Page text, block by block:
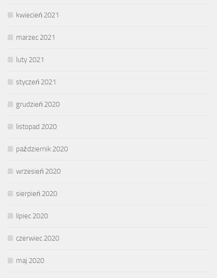
kwiecień 2021
marzec 2021
luty 2021
styczeń 2021
grudzień 2020
listopad 2020
październik 2020
wrzesień 2020
sierpień 2020
lipiec 2020
czerwiec 2020
maj 2020